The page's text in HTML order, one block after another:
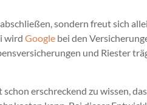
sondern freut sich
wird Google bei den
und Riester
erschreckend zu wissen,